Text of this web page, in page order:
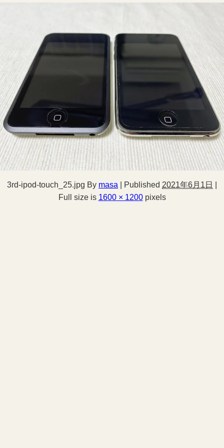
3rd-ipod-touch_25.jpg By masa Published 2021年6月1日
Full size is 1600 × 1200pixels